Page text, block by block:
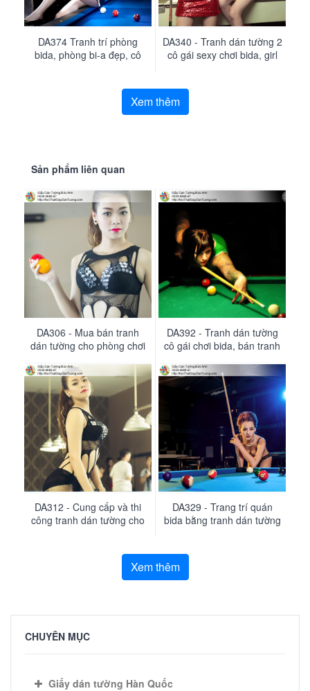
CHUYÊN MỤC
Giấy dán tường Hàn Quốc
DA374 Tranh trí phòng
bida, phòng bi-a đẹp, cô
DA340 - Tranh dán tường 2
cô gái sexy chơi bida, girl
DA298 - Tranh dán tường
cô gái gợi cảm cho phòng
DA373 - Tranh dán tường
trang trí cho quán bida đẹp
Xem thêm
Sản phẩm liên quan
DA306 - Mua bán tranh
dán tường cho phòng chơi
DA392 - Tranh dán tường
cô gái chơi bida, bán tranh
DA312 - Cung cấp và thi
công tranh dán tường cho
DA329 - Trang trí quán
bida bằng tranh dán tường
DA368 - Tranh dán tường
cô gái tre sexy chơi bida,
DA372 - Tranh dán tường
girl sexy chơi Billiards &
Tranh dán tường bida
DA358 - Tranh dán tường
cô gái sexy nằm trên bàn
Xem thêm